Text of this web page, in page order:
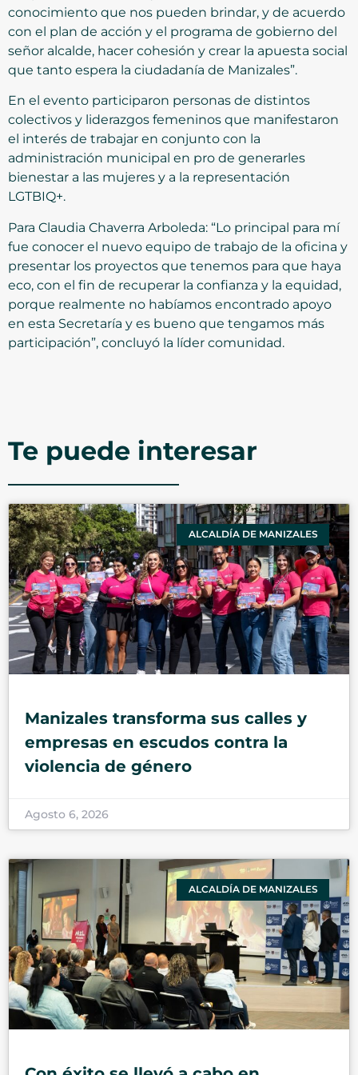
conocimiento que nos pueden brindar, y de acuerdo
con el plan de acción y el programa de gobierno del
señor alcalde, hacer cohesión y crear la apuesta social
que tanto espera la ciudadanía de Manizales”.
En el evento participaron personas de distintos
colectivos y liderazgos femeninos que manifestaron
el interés de trabajar en conjunto con la
administración municipal en pro de generarles
bienestar a las mujeres y a la representación
LGTBIQ+.
Para Claudia Chaverra Arboleda: “Lo principal para mí
fue conocer el nuevo equipo de trabajo de la oficina y
presentar los proyectos que tenemos para que haya
eco, con el fin de recuperar la confianza y la equidad,
porque realmente no habíamos encontrado apoyo
en esta Secretaría y es bueno que tengamos más
participación”, concluyó la líder comunidad.
Te puede interesar
ALCALDÍA DE MANIZALES
Manizales transforma sus calles y
empresas en escudos contra la
violencia de género
Agosto 6, 2026
ALCALDÍA DE MANIZALES